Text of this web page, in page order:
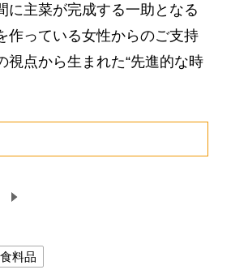
主菜が完成する一助となる
作っている女性からのご支持
視点から生まれた“先進的な時
食料品